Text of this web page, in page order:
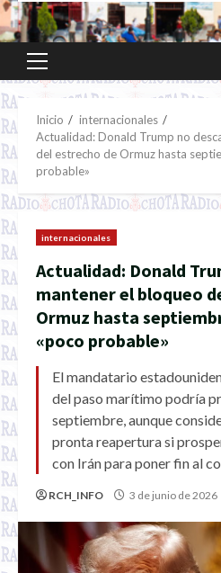
Menú
principal
Inicio
internacionales
Actualidad: Donald Trump no
del estrecho de Ormuz hasta
probable»
internacionales
Actualidad: Donald
mantener el bloqueo
Ormuz hasta
«poco probable»
El mandatario
del paso marítimo podría
septiembre, aunque
pronta reapertura si
con Irán para poner fin al
RCH_INFO 3 de junio de 2026